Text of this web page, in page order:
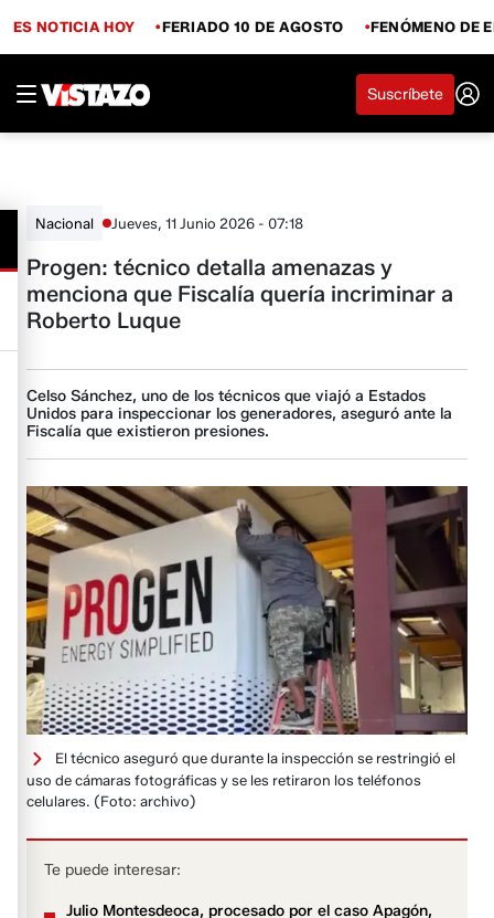
ES NOTICIA HOY FERIADO 10 DE AGOSTO FENÓMENO DE
Suscríbete
Nacional Jueves, 11 Junio 2026 - 07:18
Progen: técnico detalla amenazas y
menciona que Fiscalía quería incriminar a
Roberto Luque
Celso Sánchez, uno de los técnicos que viajó a Estados
Unidos para inspeccionar los generadores, aseguró ante la
Fiscalía que existieron presiones.
El técnico aseguró que durante la inspección se restringió el
uso de cámaras fotográficas y se les retiraron los teléfonos
celulares. (Foto: archivo)
Te puede interesar:
Julio Montesdeoca, procesado por el caso Apagón,